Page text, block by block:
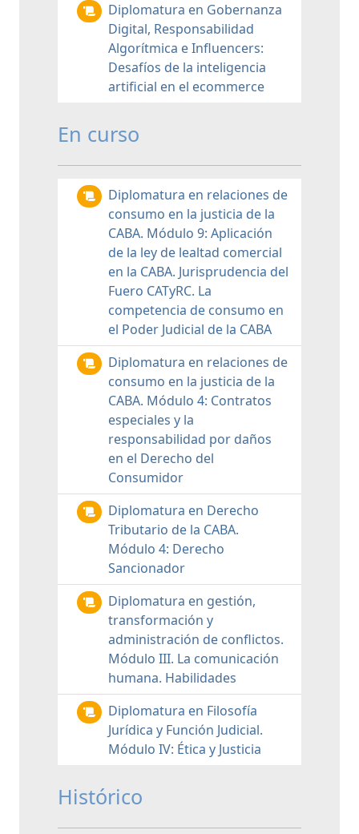
Diplomatura en Gobernanza
Digital, Responsabilidad
Algorítmica e Influencers:
Desafíos de la inteligencia
artificial en el ecommerce
En curso
Diplomatura en relaciones de
consumo en la justicia de la
CABA. Módulo 9: Aplicación
de la ley de lealtad comercial
en la CABA. Jurisprudencia del
Fuero CATyRC. La
competencia de consumo en
el Poder Judicial de la CABA
Diplomatura en relaciones de
consumo en la justicia de la
CABA. Módulo 4: Contratos
especiales y la
responsabilidad por daños
en el Derecho del
Consumidor
Diplomatura en Derecho
Tributario de la CABA.
Módulo 4: Derecho
Sancionador
Diplomatura en gestión,
transformación y
administración de conflictos.
Módulo III. La comunicación
humana. Habilidades
Diplomatura en Filosofía
Jurídica y Función Judicial.
Módulo IV: Ética y Justicia
Histórico